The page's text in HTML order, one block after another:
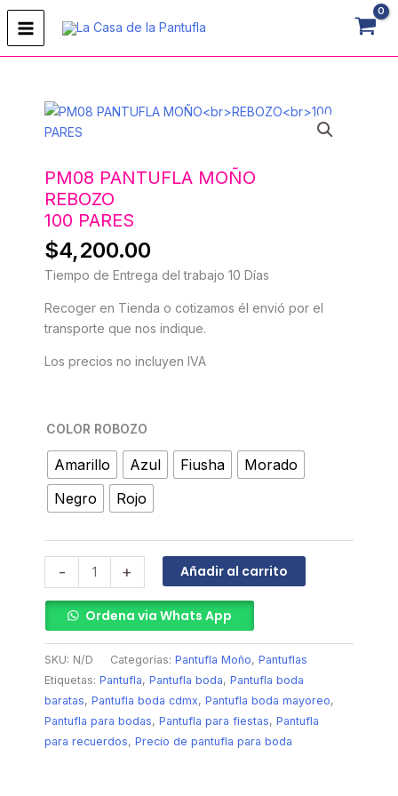
contenido
PM08 PANTUFLA MOÑO
REBOZO
100 PARES
$4,200.00
Tiempo de Entrega del trabajo 10 Días
Recoger en Tienda o cotizamos él envió por el
transporte que nos indique.
Los precios no incluyen IVA
COLOR ROBOZO
Amarillo Azul Fiusha
Morado
Negro
Rojo
-
PM08
PANTUFLA
PARES
cantidad
+ Añadir al carrito
Ordena via Whats App
SKU: N/D Categorías: Pantufla Moño, Pantuflas
Etiquetas: Pantufla, Pantufla boda, Pantufla boda
baratas, Pantufla boda cdmx, Pantufla boda mayoreo,
Pantufla para bodas, Pantufla para fiestas, Pantufla
para recuerdos, Precio de pantufla para boda